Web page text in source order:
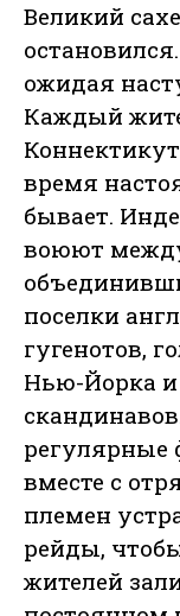
Великий
ожидая
Каждый
время
бывает.
воюют
поселки
гугенотов,
Нью-Йорка
регулярные
вместе с
племен
рейды,
жителей